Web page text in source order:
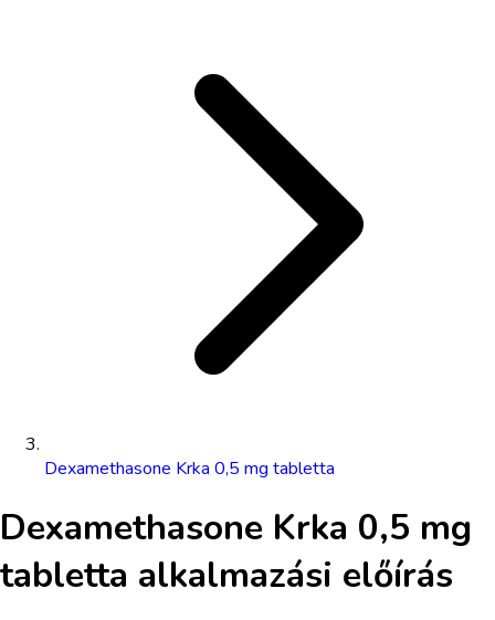
Dexamethasone Krka 0,5 mg tabletta
Dexamethasone Krka 0,5 mg
tabletta alkalmazási előírás